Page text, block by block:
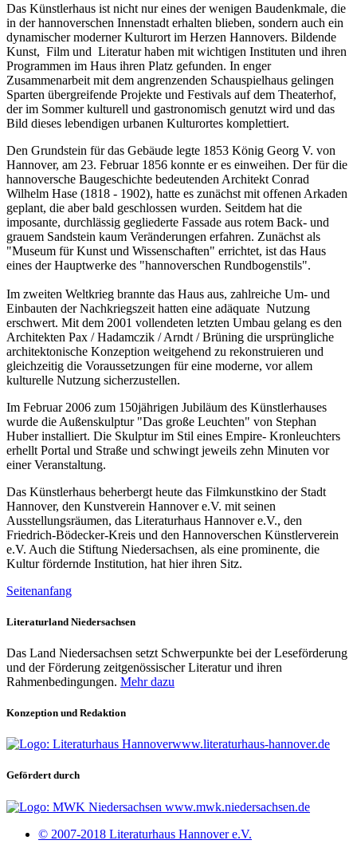
Das Künstlerhaus ist nicht nur eines der wenigen Baudenkmale, die
in der hannoverschen Innenstadt erhalten blieben, sondern auch ein
dynamischer moderner Kulturort im Herzen Hannovers. Bildende
Kunst, Film und Literatur haben mit wichtigen Instituten und ihren
Programmen im Haus ihren Platz gefunden. In enger
Zusammenarbeit mit dem angrenzenden Schauspielhaus gelingen
Sparten übergreifende Projekte und Festivals auf dem Theaterhof,
der im Sommer kulturell und gastronomisch genutzt wird und das
Bild dieses lebendigen urbanen Kulturortes komplettiert.
Den Grundstein für das Gebäude legte 1853 König Georg V. von
Hannover, am 23. Februar 1856 konnte er es einweihen. Der für die
hannoversche Baugeschichte bedeutenden Architekt Conrad
Wilhelm Hase (1818 - 1902), hatte es zunächst mit offenen Arkaden
geplant, die aber bald geschlossen wurden. Seitdem hat die
imposante, durchlässig gegliederte Fassade aus rotem Back- und
grauem Sandstein kaum Veränderungen erfahren. Zunächst als
"Museum für Kunst und Wissenschaften" errichtet, ist das Haus
eines der Hauptwerke des "hannoverschen Rundbogenstils".
Im zweiten Weltkrieg brannte das Haus aus, zahlreiche Um- und
Einbauten der Nachkriegszeit hatten eine adäquate Nutzung
erschwert. Mit dem 2001 vollendeten letzten Umbau gelang es den
Architekten Pax / Hadamczik / Arndt / Brüning die ursprüngliche
architektonische Konzeption weitgehend zu rekonstruieren und
gleichzeitig die Voraussetzungen für eine moderne, vor allem
kulturelle Nutzung sicherzustellen.
Im Februar 2006 zum 150jährigen Jubiläum des Künstlerhauses
wurde die Außenskulptur "Das große Leuchten" von Stephan
Huber installiert. Die Skulptur im Stil eines Empire- Kronleuchters
erhellt Portal und Straße und schwingt jeweils zehn Minuten vor
einer Veranstaltung.
Das Künstlerhaus beherbergt heute das Filmkunstkino der Stadt
Hannover, den Kunstverein Hannover e.V. mit seinen
Ausstellungsräumen, das Literaturhaus Hannover e.V., den
Friedrich-Bödecker-Kreis und den Hannoverschen Künstlerverein
e.V. Auch die Stiftung Niedersachsen, als eine prominente, die
Kultur fördernde Institution, hat hier ihren Sitz.
Seitenanfang
Literaturland Niedersachsen
Das Land Niedersachsen setzt Schwerpunkte bei der Leseförderung
und der Förderung zeitgenössischer Literatur und ihren
Rahmenbedingungen. Mehr dazu
Konzeption und Redaktion
www.literaturhaus-hannover.de
Gefördert durch
www.mwk.niedersachsen.de
© 2007-2018 Literaturhaus Hannover e.V.